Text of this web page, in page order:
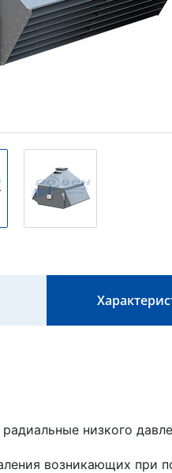
низкого
возникающих при